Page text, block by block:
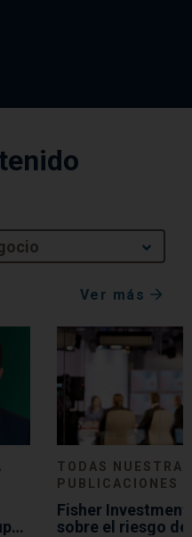
Ver más
TODAS NUESTRAS
PUBLICACIONES
Fisher
sobre el riesgo